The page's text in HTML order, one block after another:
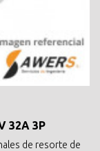
32A 3P
de resorte de